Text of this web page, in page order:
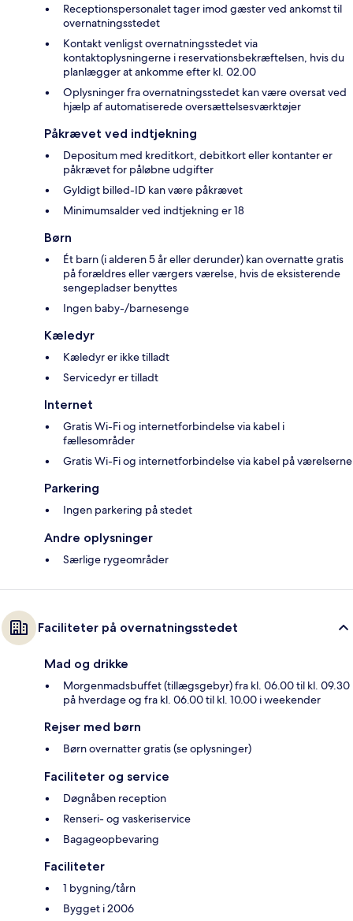
Receptionspersonalet tager imod gæster ved ankomst til
overnatningsstedet
Kontakt venligst overnatningsstedet via
kontaktoplysningerne i reservationsbekræftelsen, hvis du
planlægger at ankomme efter kl. 02.00
Oplysninger fra overnatningsstedet kan være oversat ved
hjælp af automatiserede oversættelsesværktøjer
Påkrævet ved indtjekning
Depositum med kreditkort, debitkort eller kontanter er
påkrævet for påløbne udgifter
Gyldigt billed-ID kan være påkrævet
Minimumsalder ved indtjekning er 18
Børn
Ét barn (i alderen 5 år eller derunder) kan overnatte gratis
på forældres eller værgers værelse, hvis de eksisterende
sengepladser benyttes
Ingen baby-/barnesenge
Kæledyr
Kæledyr er ikke tilladt
Servicedyr er tilladt
Internet
Gratis Wi-Fi og internetforbindelse via kabel i
fællesområder
Gratis Wi-Fi og internetforbindelse via kabel på værelserne
Parkering
Ingen parkering på stedet
Andre oplysninger
Særlige rygeområder
Faciliteter på overnatningsstedet
Mad og drikke
Morgenmadsbuffet (tillægsgebyr) fra kl. 06.00 til kl. 09.30
på hverdage og fra kl. 06.00 til kl. 10.00 i weekender
Rejser med børn
Børn overnatter gratis (se oplysninger)
Faciliteter og service
Døgnåben reception
Renseri- og vaskeriservice
Bagageopbevaring
Faciliteter
1 bygning/tårn
Bygget i 2006